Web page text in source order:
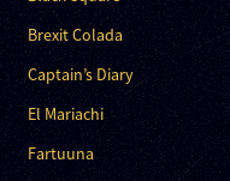
Brexit Colada
Captain’s Diary
El Mariachi
Fartuuna